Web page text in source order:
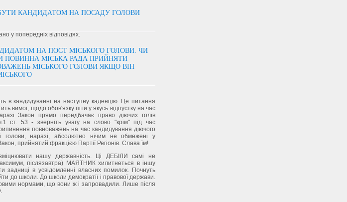
КАНДИДАТОМ НА ПОСАДУ ГОЛОВИ
у попередніх відповідях.
НА ПОСТ МІСЬКОГО ГОЛОВИ. ЧИ
ПОВИННА МІСЬКА РАДА ПРИЙНЯТИ
МІСЬКОГО ГОЛОВИ ЯКЩО ВІН
в кандидуванні на наступну каденцію. Це питання
вимог, щодо обов'язку піти у якусь відпустку на час
Закон прямо передбачає право діючих голів
ст. 53 - зверніть увагу на слово "крім" під час
повноважень на час кандидування діючого
голови, наразі, абсолютно нічим не обмежені у
прийнятий фракцією Партії Регіонів. Слава їм!
нашу державність. Ці ДЕБІЛИ самі не
післязавтра) МАЯТНИК хилитнеться в іншу
задниці в усвідомленні власних помилок. Почнуть
до школи. До школи демократії і правової держави.
нормами, що вони ж і запровадили. Лише після